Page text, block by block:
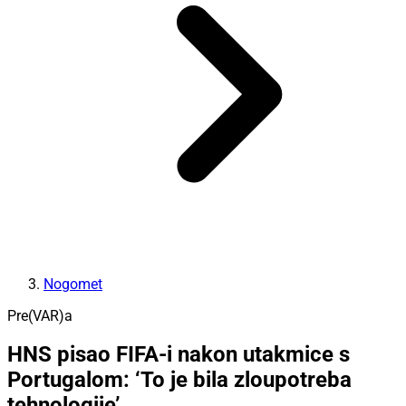
Nogomet
Pre(VAR)a
HNS pisao FIFA-i nakon utakmice s
Portugalom: ‘To je bila zloupotreba